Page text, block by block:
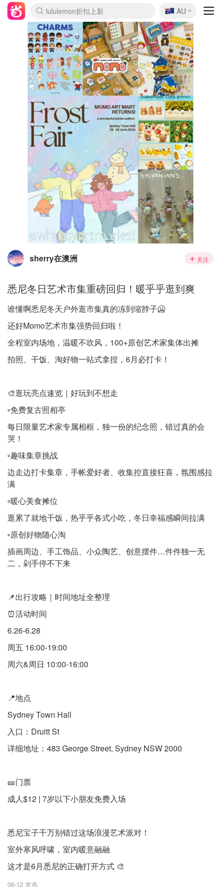
lululemon折扣上新
Sasa美妆护肤3.5折
SSENSE年中3折
FreshBeauty好价汇总
Cettire降价+叠9折
Farfetch折上8折
WWS Coles超市实拍
viagogo二手票捡漏
Myer清仓1折起
The Outnet奢牌1折起
David Jones 3折起
Flannels大牌1折
Perfumes Club护肤1折
AMIRO返校季6.2折
Oweek抽奖送Airpods
Amazon折扣汇总
eToro入金$200送$50
Amazon数码好物
ICONIC本周7.5折
ThedoubleF高奢地板价
Moose Knuckles 6折
丝芙兰5折起
EUFY官网3.7折起
Selenichast首饰2折
Trip机票酒店促销
YSL送5件彩妆礼
Amazon家居好物
BIGBANG巡演开票
David Jones时尚3折
Amazon美妆护肤
雅漾大喷$8
过敏原检测盒$33
伊索独家赠50ml沐浴露
科颜氏清仓3折
SEALIFE海洋馆门票6折
丝塔芙大白罐$16
订阅Newsletter送香薰
Cult Beauty 6.8折
Harrods圣诞日历2.3折
LN-CC奢牌私促3折
d'Alba空姐喷雾$16
EVE LOM套装逆天2折
Bernardelli独家4折
Adore Beauty 6折起
CT圣诞日历
Mytheresa奢品2.7折
Luxury Escapes 9折
Currentbody美容仪9折
MOON Garden Live
ALLSAINTS美衣3折
Roborock扫地机3.7折
Tingo Life水杯$24
Valentino官网5折
CR洗发护发6.3折
🇦🇺
AU
sherry在澳洲 关注
悉尼冬日艺术市集重磅回归！暖乎乎逛到爽
谁懂啊悉尼冬天户外逛市集真的冻到缩脖子🥶
还好Momo艺术市集强势回归啦！
全程室内场地，温暖不吹风，100+原创艺术家集体出摊
拍照、干饭、淘好物一站式拿捏，6月必打卡！
🎨逛玩亮点速览｜好玩到不想走
▫️免费复古照相亭
每日限量艺术家专属相框，独一份的纪念照，错过真的会
哭！
▫️趣味集章挑战
边走边打卡集章，手帐爱好者、收集控直接狂喜，氛围感拉
满
▫️暖心美食摊位
逛累了就地干饭，热乎乎各式小吃，冬日幸福感瞬间拉满
▫️原创好物随心淘
插画周边、手工饰品、小众陶艺、创意摆件…件件独一无
二，剁手停不下来
📌出行攻略｜时间地址全整理
⏰活动时间
6.26-6.28
周五 16:00-19:00
周六&周日 10:00-16:00
📍地点
Sydney Town Hall
入口：Druitt St
详细地址：483 George Street, Sydney NSW 2000
🎫门票
成人$12 | 7岁以下小朋友免费入场
悉尼宝子千万别错过这场浪漫艺术派对！
室外寒风呼啸，室内暖意融融
这才是6月悉尼的正确打开方式 🎨
06-12 发布